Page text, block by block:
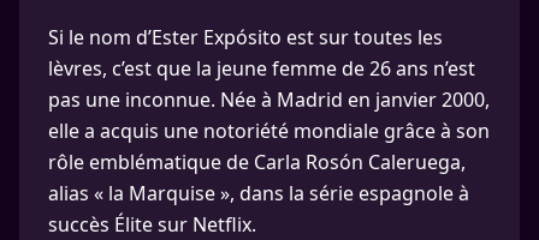
Si le nom d’Ester Expósito est sur toutes les
lèvres, c’est que la jeune femme de 26 ans n’est
pas une inconnue. Née à Madrid en janvier 2000,
elle a acquis une notoriété mondiale grâce à son
rôle emblématique de Carla Rosón Caleruega,
alias « la Marquise », dans la série espagnole à
succès Élite sur Netflix.